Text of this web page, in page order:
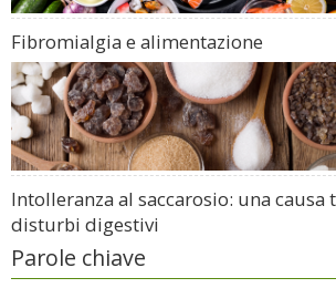
Fibromialgia e alimentazione
Intolleranza al saccarosio: una causa
disturbi digestivi
Parole chiave